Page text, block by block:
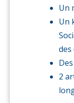
Un
Un
des
2